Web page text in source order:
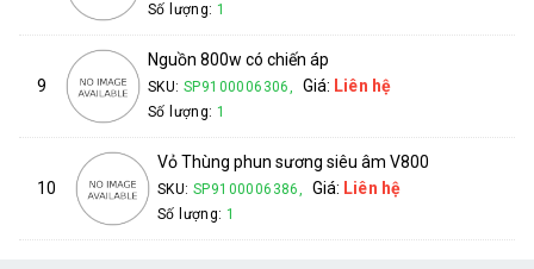
Số lượng: 1
9
Nguồn 800w có chiến áp
SKU: SP9100006306, Giá: Liên hệ
Số lượng: 1
10
Vỏ Thùng phun sương siêu âm V800
SKU: SP9100006386, Giá: Liên hệ
Số lượng: 1